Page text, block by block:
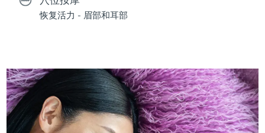
恢复活力 - 眉部和耳部